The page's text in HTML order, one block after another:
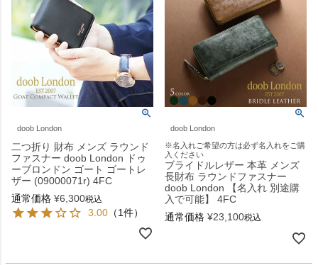
doob London
二つ折り 財布 メンズ ラウンド
ファスナー doob London ドゥ
ーブロンドン ゴート ゴートレ
ザー (09000071r) 4FC
通常価格 ¥6,300税込
3.00 （1件）
doob London
※名入れご希望の方は必ず名入れをご購
入ください
ブライドルレザー 本革 メンズ
長財布 ラウンドファスナー
doob London 【名入れ 別途購
入で可能】 4FC
通常価格 ¥23,100税込